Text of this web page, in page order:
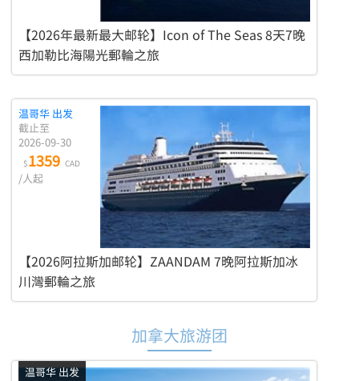
【2026年最新最大邮轮】Icon of The Seas 8天7晚
西加勒比海陽光郵輪之旅
温哥华 出发
截止至
2026-09-30
$1359 CAD
/人起
【2026阿拉斯加邮轮】ZAANDAM 7晚阿拉斯加冰
川灣郵輪之旅
加拿大旅游团
温哥华 出发